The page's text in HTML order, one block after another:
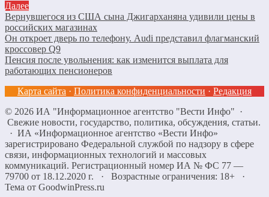
Далее
Вернувшегося из США сына Джигарханяна удивили цены в
российских магазинах
Он откроет дверь по телефону. Audi представил флагманский
кроссовер Q9
Пенсия после увольнения: как изменится выплата для
работающих пенсионеров
Карта сайта · Политика конфиденциальности · Редакция
© 2026 ИА "Информационное агентство "Вести Инфо" ·
Свежие новости, государство, политика, обсуждения, статьи.
· ИА «Информационное агентство «Вести Инфо»
зарегистрировано Федеральной службой по надзору в сфере
связи, информационных технологий и массовых
коммуникаций. Регистрационный номер ИА № ФС 77 —
79700 от 18.12.2020 г. · Возрастные ограничения: 18+
·
Тема от GoodwinPress.ru